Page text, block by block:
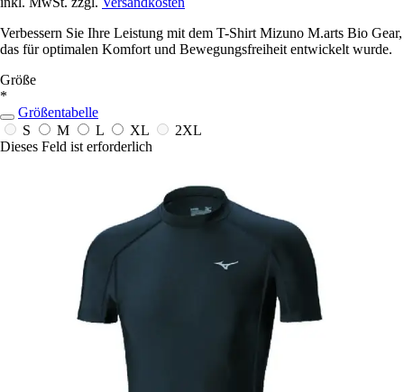
Verbessern Sie Ihre Leistung mit dem T-Shirt Mizuno M.arts Bio Gear,
das für optimalen Komfort und Bewegungsfreiheit entwickelt wurde.
Größe
*
Größentabelle
S
M L XL
2XL
Dieses Feld ist erforderlich